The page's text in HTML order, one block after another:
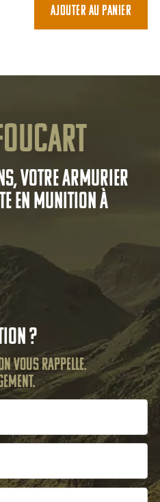
Ajouter au panier
votre armurier
en munition à
?
vous rappelle.